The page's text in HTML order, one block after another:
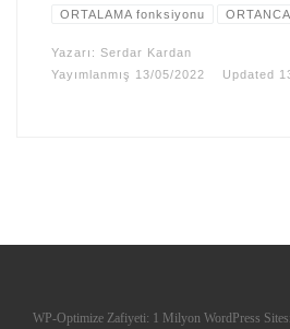
ORTALAMA fonksiyonu ORTANCA
Yazarı:Serdar Kardan
Yayımlanmış 13/05/2022 Updated
WP-Optimize Zafiyeti: 1 Milyon WordPress